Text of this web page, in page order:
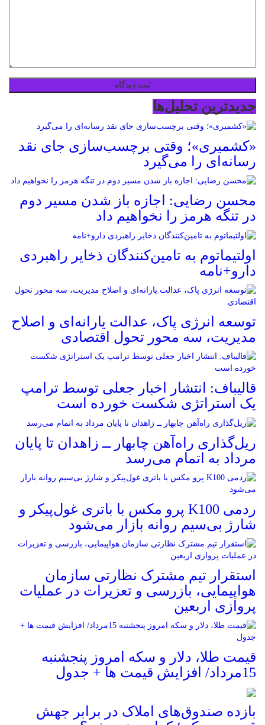
جدیدترین تحلیل‌ها
«کشمیری»؛ وقتی برچسب‌سازی جای نقد
رسانه‌ای را می‌گیرد
محسن رضایی: اجازه باز شدن مسیر دوم
در تنگه هرمز را نخواهیم داد
اولتیماتوم به تامین‌کنندگان ذخایر راهبردی
دارو+نامه
توسعه انرژی پاک، عدالت یارانه‌ای و اصلاح
مدیریت، سه محور تحول اقتصادی
قالیباف: انتشار اخبار جعلی توسط ترامپ
یک استراتژی شکست خورده است
ریل‌گذاری راه‌آهن چابهار ــ زاهدان تا پایان
مرداد به اتمام می‌رسد
ردمی K100 پرو مکس با باتری غول‌پیکر و
شارژ بی‌سیم روانه بازار می‌شود
استقرار تیم مشترک نظارتی سازمان
هواپیمایی، بازرسی و تعزیرات در عملیات
پروازی اربعین
قیمت طلا، دلار و سکه امروز پنجشنبه
15مرداد/ افزایش قیمت ها + جدول
بازده صندوق‌های املاک در برابر جهش